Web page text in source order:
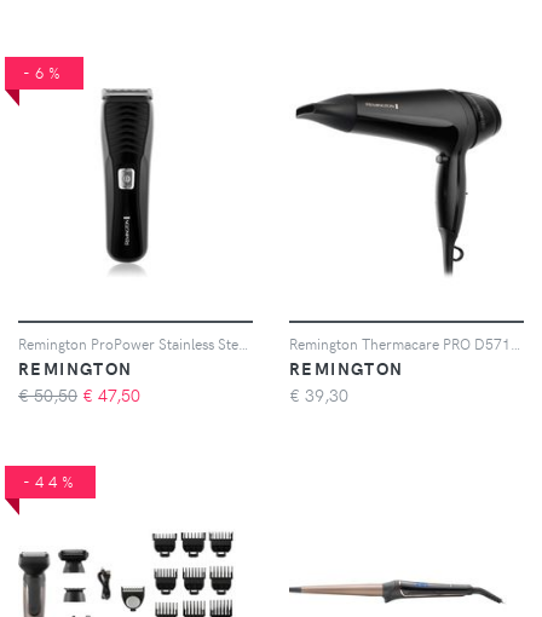
-6%
REMINGTON
€ 50,50 € 47,50
REMINGTON
€ 39,30
-44%